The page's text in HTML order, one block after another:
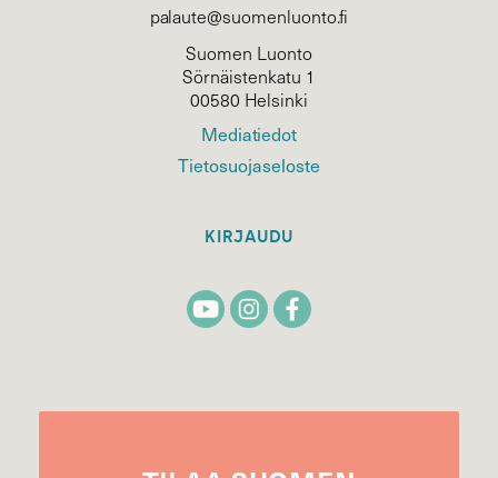
palaute@suomenluonto.fi
Suomen Luonto
Sörnäistenkatu 1
00580 Helsinki
Mediatiedot
Tietosuojaseloste
KIRJAUDU